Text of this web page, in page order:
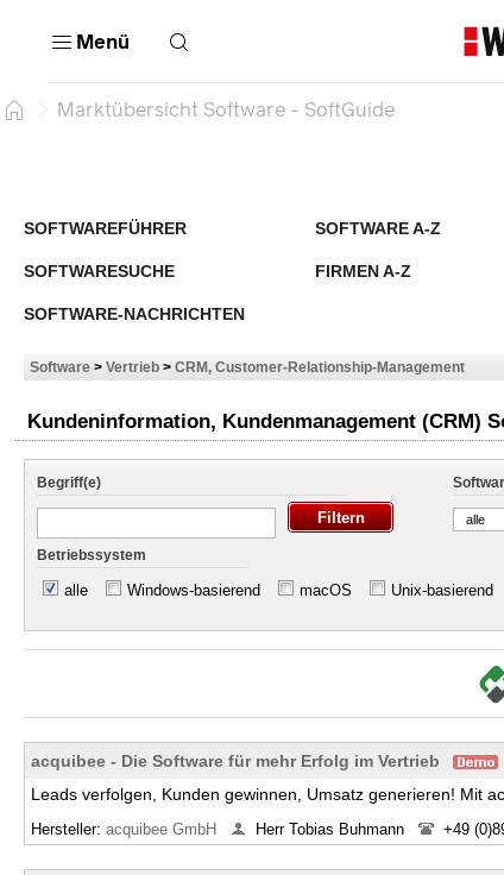
Menü
Marktübersicht Software - SoftGuide
SOFTWAREFÜHRER SOFTWARE A-Z
SOFTWARESUCHE FIRMEN A-Z
SOFTWARE-NACHRICHTEN
Software > Vertrieb > CRM, Customer-Relationship-Management
Kundeninformation, Kundenmanagement (CRM)
Begriff(e)
alle
Betriebssystem
alle Windows-basierend macOS Unix-basierend
acquibee - Die Software für mehr Erfolg im Vertrieb
Leads verfolgen, Kunden gewinnen, Umsatz generieren! Mit
Hersteller: acquibee GmbH Herr Tobias Buhmann +49